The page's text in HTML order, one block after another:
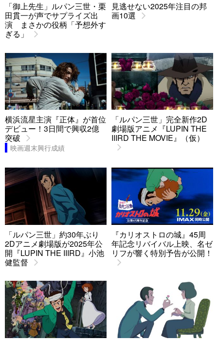
「御上先生」ルパン三世・栗
田貫一が声でサプライズ出
演 まさかの役柄「予想外す
ぎる」
見逃せない2025年注目の邦
画10選
横浜流星主演『正体』が首位
デビュー！3日間で興収2億
突破
映画週末興行成績
「ルパン三世」完全新作2D
劇場版アニメ『LUPIN THE
IIIRD THE MOVIE』（仮）
「ルパン三世」約30年ぶり
2Dアニメ劇場版が2025年公
開『LUPIN THE IIIRD』小池
健監督
『カリオストロの城』45周
年記念リバイバル上映、名ゼ
リフが響く特別予告が公開！